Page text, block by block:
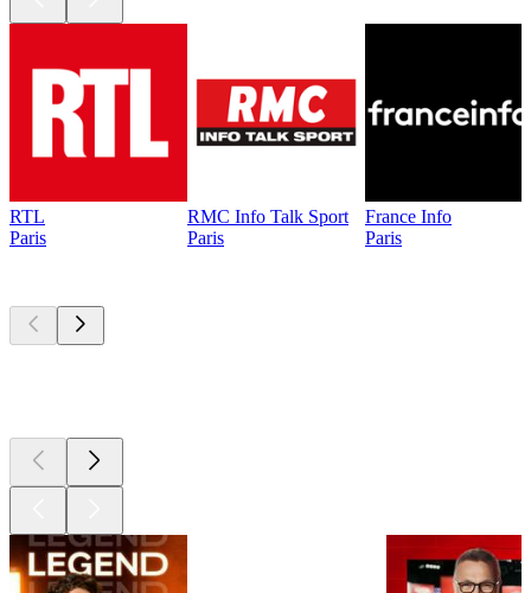
RTL
Paris
RMC Info Talk Sport
Paris
France Info
Paris